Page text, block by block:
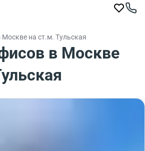
на ст.м. Тульская
в Москве